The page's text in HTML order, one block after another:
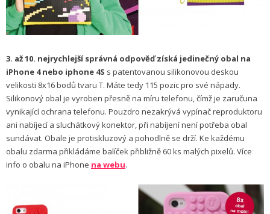
3. až 10. nejrychlejší správná odpověď získá jedinečný obal na
iPhone 4 nebo iphone 4S s patentovanou silikonovou deskou
velikosti 8x16 bodů tvaru T. Máte tedy 115 pozic pro své nápady.
Silikonový obal je vyroben přesně na míru telefonu, čímž je zaručuna
vynikající ochrana telefonu. Pouzdro nezakrývá vypínač reproduktoru
ani nabíjecí a sluchátkový konektor, při nabíjení není potřeba obal
sundávat. Obale je protiskluzový a pohodlně se drží. Ke každému
obalu zdarma přikládáme balíček přibližně 60 ks malých pixelů. Více
info o obalu na iPhone na webu.